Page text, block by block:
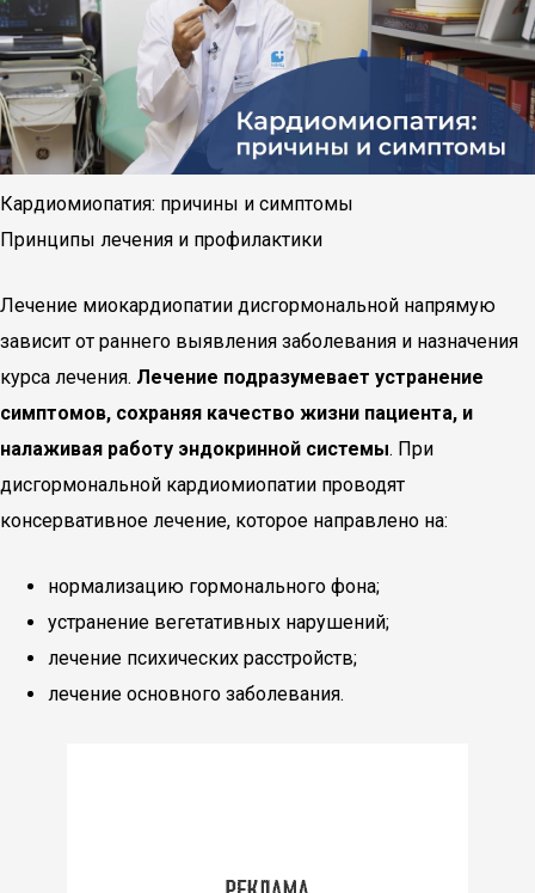
Кардиомиопатия: причины и симптомы
Принципы лечения и профилактики
Лечение миокардиопатии дисгормональной напрямую
зависит от раннего выявления заболевания и назначения
курса лечения. Лечение подразумевает устранение
симптомов, сохраняя качество жизни пациента, и
налаживая работу эндокринной системы. При
дисгормональной кардиомиопатии проводят
консервативное лечение, которое направлено на:
нормализацию гормонального фона;
устранение вегетативных нарушений;
лечение психических расстройств;
лечение основного заболевания.